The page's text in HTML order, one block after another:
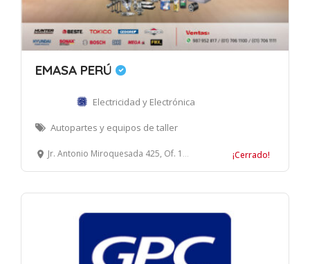
EMASA PERÚ
Electricidad y Electrónica
Autopartes y equipos de taller
Jr. Antonio Miroquesada 425, Of. 1509, Magdalena del Mar, Lima ¡Cerrado!